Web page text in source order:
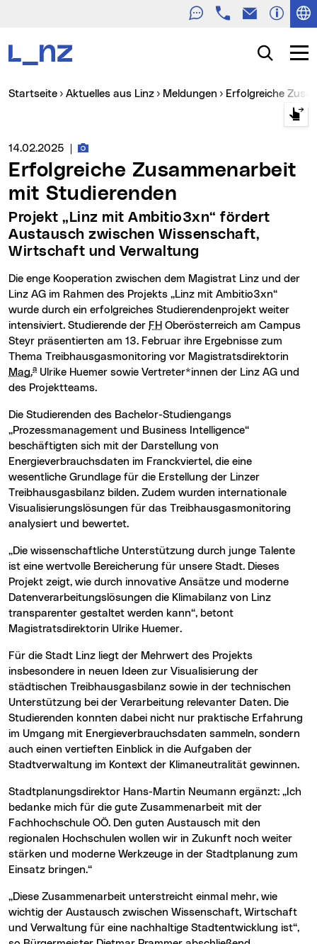
TelefonE-Mail
Suche
Sie sind hier:
Startseite Aktuelles aus Linz Meldungen Erfolgreiche
Medienservice vom:
14.02.2025 Fotos zur Meldung
Erfolgreiche Zusammenarbeit
mit Studierenden
Projekt „Linz mit Ambitio3xn“ fördert
Austausch zwischen Wissenschaft,
Wirtschaft und Verwaltung
Die enge Kooperation zwischen dem Magistrat Linz und der
Linz AG im Rahmen des Projekts „Linz mit Ambitio3xn“
wurde durch ein erfolgreiches Studierendenprojekt weiter
intensiviert. Studierende der FH Oberösterreich am Campus
Steyr präsentierten am 13. Februar ihre Ergebnisse zum
Thema Treibhausgasmonitoring vor Magistratsdirektorin
Mag.a Ulrike Huemer sowie Vertreter*innen der Linz AG und
des Projektteams.
Die Studierenden des Bachelor-Studiengangs
„Prozessmanagement und Business Intelligence“
beschäftigten sich mit der Darstellung von
Energieverbrauchsdaten im Franckviertel, die eine
wesentliche Grundlage für die Erstellung der Linzer
Treibhausgasbilanz bilden. Zudem wurden internationale
Visualisierungslösungen für das Treibhausgasmonitoring
analysiert und bewertet.
„Die wissenschaftliche Unterstützung durch junge Talente
ist eine wertvolle Bereicherung für unsere Stadt. Dieses
Projekt zeigt, wie durch innovative Ansätze und moderne
Datenverarbeitungslösungen die Klimabilanz von Linz
transparenter gestaltet werden kann“, betont
Magistratsdirektorin Ulrike Huemer.
Für die Stadt Linz liegt der Mehrwert des Projekts
insbesondere in neuen Ideen zur Visualisierung der
städtischen Treibhausgasbilanz sowie in der technischen
Unterstützung bei der Verarbeitung relevanter Daten. Die
Studierenden konnten dabei nicht nur praktische Erfahrung
im Umgang mit Energieverbrauchsdaten sammeln, sondern
auch einen vertieften Einblick in die Aufgaben der
Stadtverwaltung im Kontext der Klimaneutralität gewinnen.
Stadtplanungsdirektor Hans-Martin Neumann ergänzt: „Ich
bedanke mich für die gute Zusammenarbeit mit der
Fachhochschule OÖ. Den guten Austausch mit den
regionalen Hochschulen wollen wir in Zukunft noch weiter
stärken und moderne Werkzeuge in der Stadtplanung zum
Einsatz bringen.“
„Diese Zusammenarbeit unterstreicht einmal mehr, wie
wichtig der Austausch zwischen Wissenschaft, Wirtschaft
und Verwaltung für eine nachhaltige Stadtentwicklung ist“,